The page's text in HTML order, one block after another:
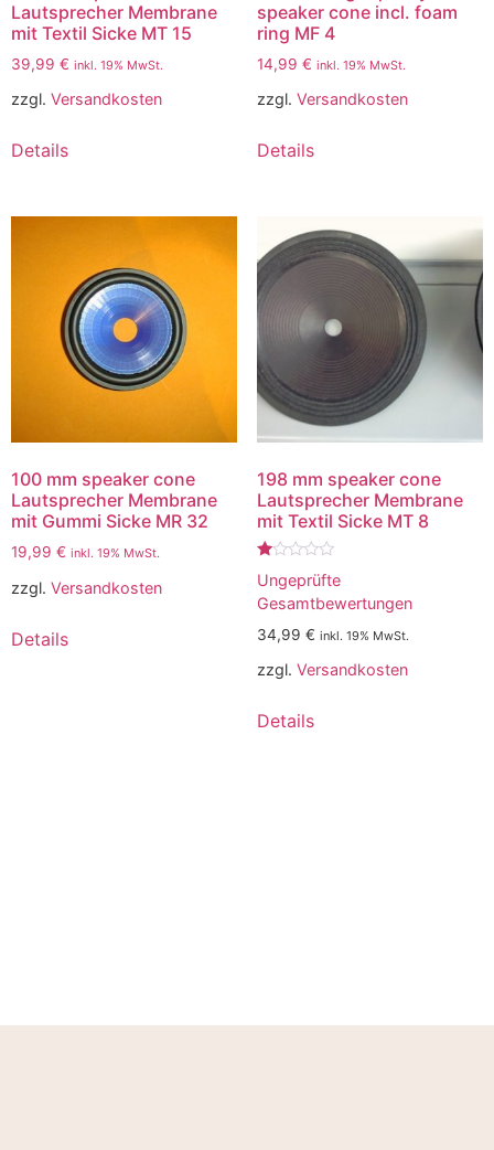
Lautsprecher Membrane
mit Textil Sicke MT 15
39,99 € inkl. 19% MwSt.
zzgl. Versandkosten
Details
speaker cone incl. foam
ring MF 4
14,99 € inkl. 19% MwSt.
zzgl. Versandkosten
Details
100 mm speaker cone
Lautsprecher Membrane
mit Gummi Sicke MR 32
19,99 € inkl. 19% MwSt.
zzgl. Versandkosten
Details
198 mm speaker cone
Lautsprecher Membrane
mit Textil Sicke MT 8
Bewertet
mit
1.00
von
5
Ungeprüfte
Gesamtbewertungen
34,99 € inkl. 19% MwSt.
zzgl. Versandkosten
Details